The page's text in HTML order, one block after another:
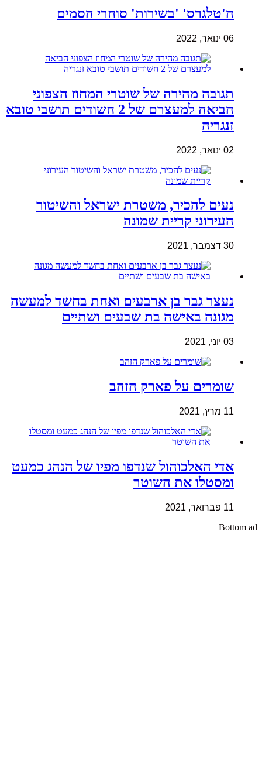
ה'טלגרס' 'בשירות' סוחרי הסמים
06 ינואר, 2022
תגובה מהירה של שוטרי המחוז הצפוני
הביאה למעצרם של 2 חשודים תושבי טובא
זנגריה
02 ינואר, 2022
נעים להכיר, משטרת ישראל והשיטור
העירוני קריית שמונה
30 דצמבר, 2021
נעצר גבר בן ארבעים ואחת בחשד למעשה
מגונה באישה בת שבעים ושתיים
03 יוני, 2021
שומרים על פארק הזהב
11 מרץ, 2021
אדי האלכוהול שנדפו מפיו של הנהג כמעט
ומסטלו את השוטר
11 פברואר, 2021
Bottom ad